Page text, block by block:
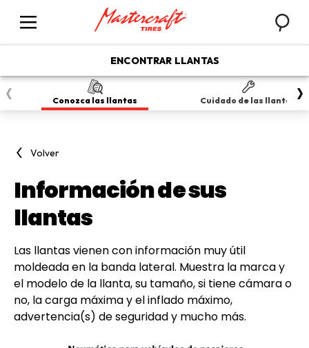
ENCONTRAR LLANTAS
Conozca las llantas Cuidado de las llantas
Volver
Información de sus
llantas
Las llantas vienen con información muy útil
moldeada en la banda lateral. Muestra la marca y
el modelo de la llanta, su tamaño, si tiene cámara o
no, la carga máxima y el inflado máximo,
advertencia(s) de seguridad y mucho más.